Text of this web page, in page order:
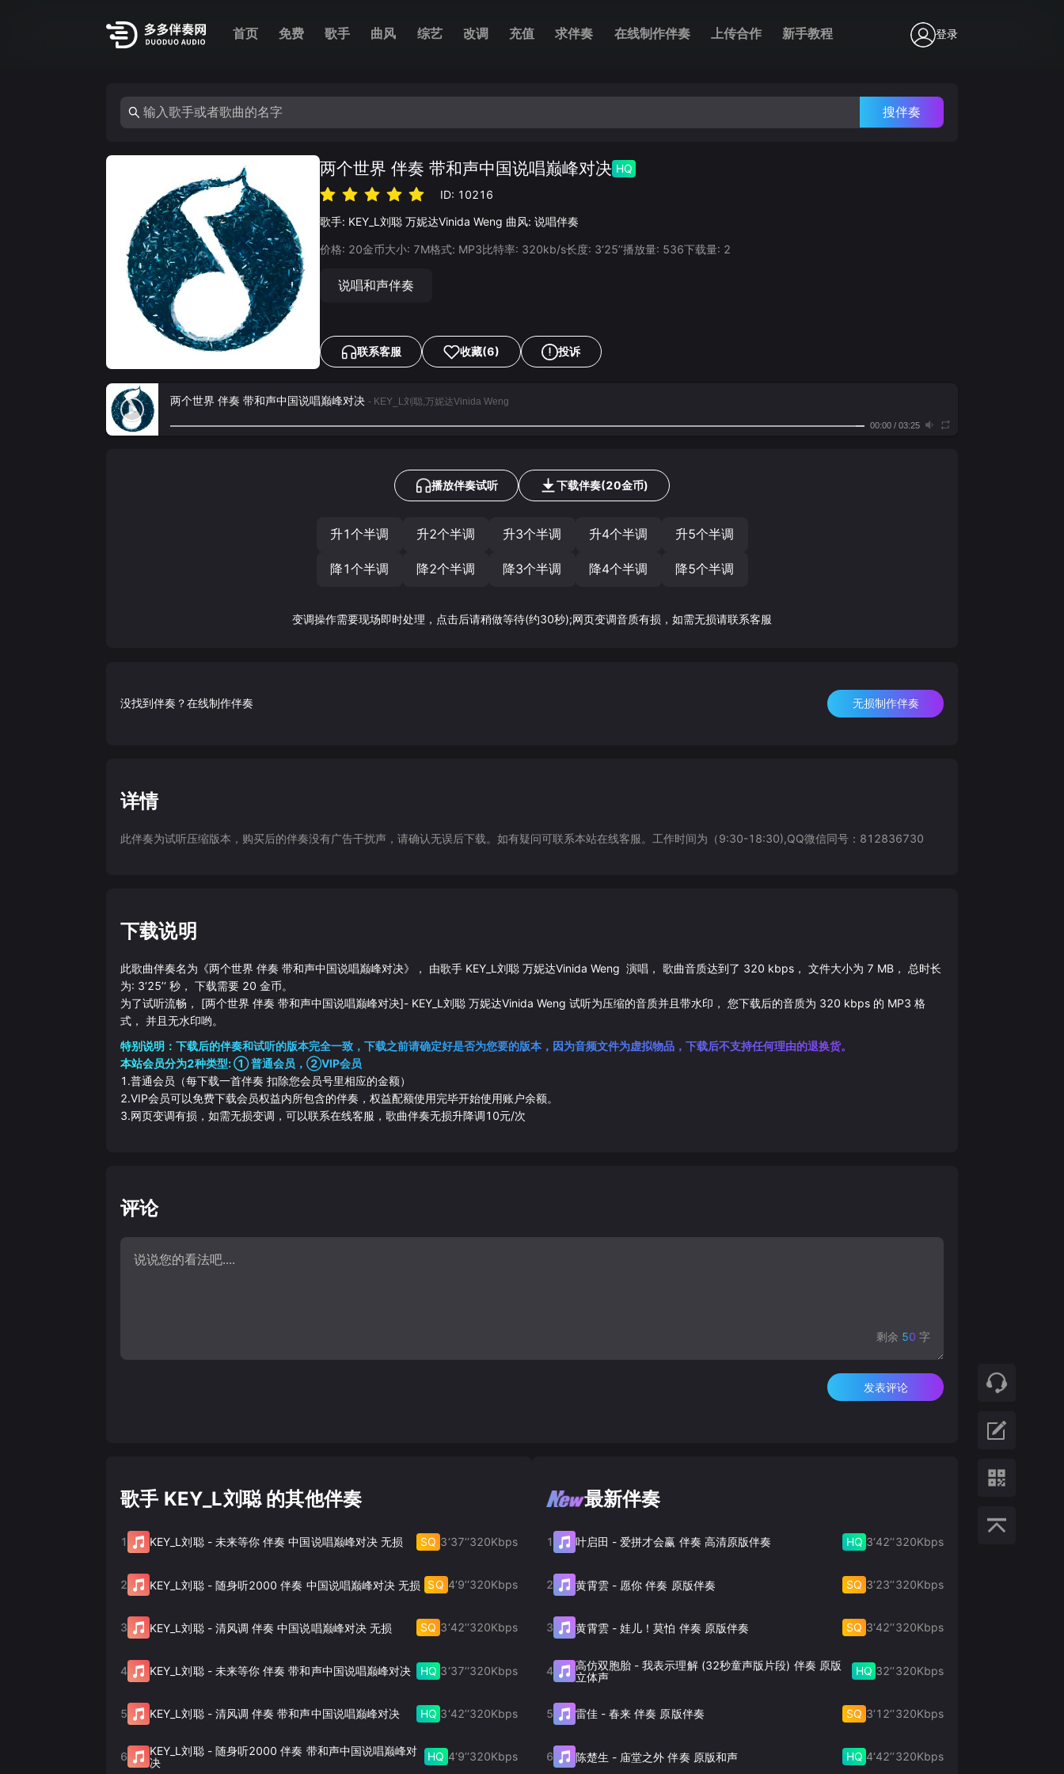
首页 免费 歌手 曲风 综艺 改调 充值 求伴奏 在线制作伴奏 上传合作 新手教程 登录
搜伴奏
两个世界 伴奏 带和声中国说唱巅峰对决 HQ
ID: 10216
歌手: KEY_L刘聪 万妮达Vinida Weng 曲风: 说唱伴奏
价格: 20金币大小: 7M格式: MP3比特率: 320kb/s长度: 3‘25’‘播放量: 536下载量: 2
说唱和声伴奏
联系客服 收藏(6) 投诉
两个世界 伴奏 带和声中国说唱巅峰对决 - KEY_L刘聪,万妮达Vinida Weng
00:00/ 03:25
播放伴奏试听 下载伴奏(20金币)
升1个半调 升2个半调 升3个半调 升4个半调 升5个半调
降1个半调 降2个半调 降3个半调 降4个半调 降5个半调
变调操作需要现场即时处理，点击后请稍做等待(约30秒);网页变调音质有损，如需无损请联系客服
没找到伴奏？在线制作伴奏 无损制作伴奏
详情
此伴奏为试听压缩版本，购买后的伴奏没有广告干扰声，请确认无误后下载。如有疑问可联系本站在线客服。工作时间为（9:30-18:30),QQ微信同号：812836730
下载说明
此歌曲伴奏名为《两个世界 伴奏 带和声中国说唱巅峰对决》， 由歌手 KEY_L刘聪 万妮达Vinida Weng 演唱， 歌曲音质达到了 320 kbps， 文件大小为 7 MB， 总时长
为: 3‘25’‘秒， 下载需要 20 金币。
为了试听流畅， [两个世界 伴奏 带和声中国说唱巅峰对决]- KEY_L刘聪 万妮达Vinida Weng 试听为压缩的音质并且带水印， 您下载后的音质为 320 kbps 的 MP3 格
式， 并且无水印哟。
特别说明：下载后的伴奏和试听的版本完全一致，下载之前请确定好是否为您要的版本，因为音频文件为虚拟物品，下载后不支持任何理由的退换货。
本站会员分为2种类型: ① 普通会员，②VIP会员
1.普通会员（每下载一首伴奏 扣除您会员号里相应的金额）
2.VIP会员可以免费下载会员权益内所包含的伴奏，权益配额使用完毕开始使用账户余额。
3.网页变调有损，如需无损变调，可以联系在线客服，歌曲伴奏无损升降调10元/次
评论
剩余 50 字
发表评论
歌手 KEY_L刘聪 的其他伴奏
1 KEY_L刘聪- 未来等你 伴奏 中国说唱巅峰对决 无损 SQ 3‘37’‘320Kbps
2 KEY_L刘聪- 随身听2000 伴奏 中国说唱巅峰对决 无损 SQ 4‘9’‘320Kbps
3 KEY_L刘聪- 清风调 伴奏 中国说唱巅峰对决 无损 SQ 3‘42’‘320Kbps
4 KEY_L刘聪- 未来等你 伴奏 带和声中国说唱巅峰对决 HQ 3‘37’‘320Kbps
5 KEY_L刘聪- 清风调 伴奏 带和声中国说唱巅峰对决 HQ 3‘42’‘320Kbps
6 KEY_L刘聪- 随身听2000 伴奏 带和声中国说唱巅峰对
决
HQ 4‘9’‘320Kbps
最新伴奏
1 叶启田 -爱拼才会赢 伴奏 高清原版伴奏 HQ 3‘42’‘320Kbps
2 黄霄雲- 愿你 伴奏 原版伴奏 SQ 3‘23’‘320Kbps
3 黄霄雲-娃儿！莫怕 伴奏 原版伴奏 SQ 3‘42’‘320Kbps
4 高仿双胞胎 -我表示理解 (32秒童声版片段) 伴奏 原版
立体声
HQ 32’‘320Kbps
5 雷佳- 春来 伴奏 原版伴奏 SQ 3‘12’‘320Kbps
6 陈楚生 - 庙堂之外 伴奏 原版和声 HQ 4‘42’‘320Kbps